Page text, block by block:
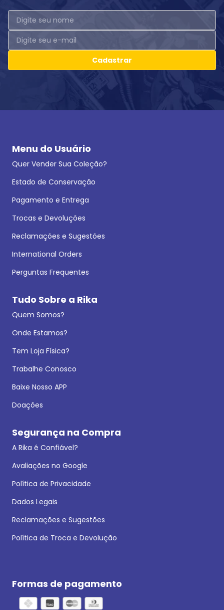
Cadastrar
Menu do Usuário
Quer Vender Sua Coleção?
Estado de Conservação
Pagamento e Entrega
Trocas e Devoluções
Reclamações e Sugestões
International Orders
Perguntas Frequentes
Tudo Sobre a Rika
Quem Somos?
Onde Estamos?
Tem Loja Física?
Trabalhe Conosco
Baixe Nosso APP
Doações
Segurança na Compra
A Rika é Confiável?
Avaliações no Google
Política de Privacidade
Dados Legais
Reclamações e Sugestões
Política de Troca e Devolução
Formas de pagamento